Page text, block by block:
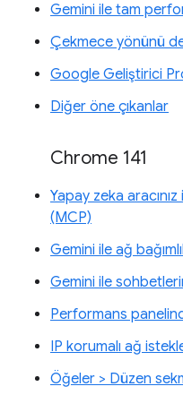
Gemini ile tam
Çekmece yönünü
Google Geliştirici
Diğer öne çıkanlar
Chrome 141
Yapay zeka
(MCP)
Gemini ile ağ
Gemini ile
Performans
IP korumalı ağ
Öğeler > Düzen